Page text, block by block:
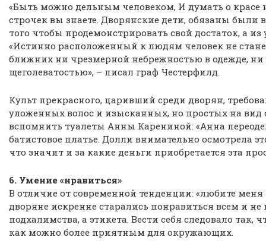
«Быть можно дельным человеком, И думать о красе
строчек вы знаете. Дворянские дети, обязаны были
того чтобы продемонстрировать свой достаток, а
«Истинно расположенный к людям человек не
ближних ни чрезмерной небрежностью в одежде,
щеголеватостью», – писал граф Честерфилд.
Культ прекрасного, царивший среди дворян,
уложенных волос и изысканных, но простых на вид
вспомнить туалеты Анны Карениной: «Анна
батистовое платье. Долли внимательно осмотрела
что значит и за какие деньги приобретается эта
6. Умение «нравиться»
В отличие от современной тенденции: «любите меня
дворяне искренне старались понравиться всем и
подхалимства, а этикета. Вести себя следовало так,
как можно более приятным для окружающих.